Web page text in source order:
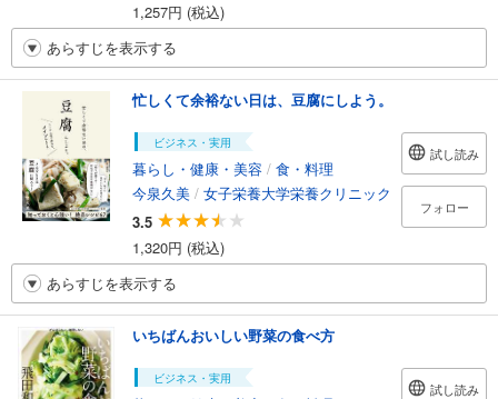
1,257円 (税込)
あらすじを表示する
忙しくて余裕ない日は、豆腐にしよう。
ビジネス・実用
暮らし・健康・美容 / 食・料理
今泉久美 / 女子栄養大学栄養クリニック
3.5
1,320円 (税込)
試し読み
フォロー
あらすじを表示する
いちばんおいしい野菜の食べ方
ビジネス・実用
試し読み